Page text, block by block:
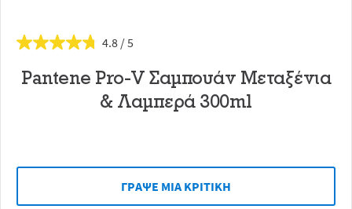
4.8
Pantene Pro-V Σαμπουάν Μεταξένια
& Λαμπερά 300ml
ΓΡAΨΕ ΜIΑ ΚΡΙΤΙΚH